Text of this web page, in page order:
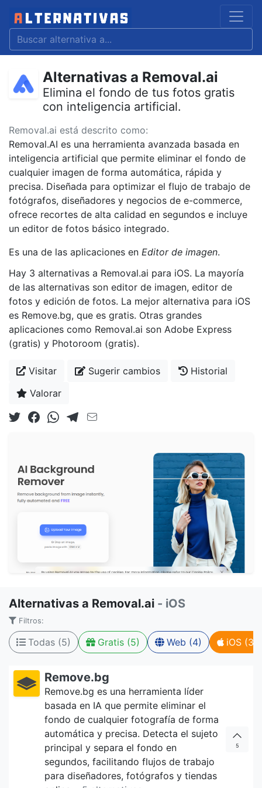
Alternativas a Removal.ai
Elimina el fondo de tus fotos gratis
con inteligencia artificial.
Removal.ai está descrito como:
Removal.AI es una herramienta avanzada basada en
inteligencia artificial que permite eliminar el fondo de
cualquier imagen de forma automática, rápida y
precisa. Diseñada para optimizar el flujo de trabajo de
fotógrafos, diseñadores y negocios de e-commerce,
ofrece recortes de alta calidad en segundos e incluye
un editor de fotos básico integrado.
Es una de las aplicaciones en Editor de imagen.
Hay 3 alternativas a Removal.ai para iOS. La mayoría
de las alternativas son editor de imagen, editor de
fotos y edición de fotos. La mejor alternativa para iOS
es Remove.bg, que es gratis. Otras grandes
aplicaciones como Removal.ai son Adobe Express
(gratis) y Photoroom (gratis).
Visitar Sugerir cambios
Historial
Valorar
Alternativas a Removal.ai - iOS
Filtros:
Todas (5) Gratis (5) Web (4) iOS (3)
Remove.bg
Remove.bg es una herramienta líder
basada en IA que permite eliminar el
fondo de cualquier fotografía de forma
automática y precisa. Detecta el sujeto
principal y separa el fondo en
segundos, facilitando flujos de trabajo
para diseñadores, fotógrafos y tiendas
5